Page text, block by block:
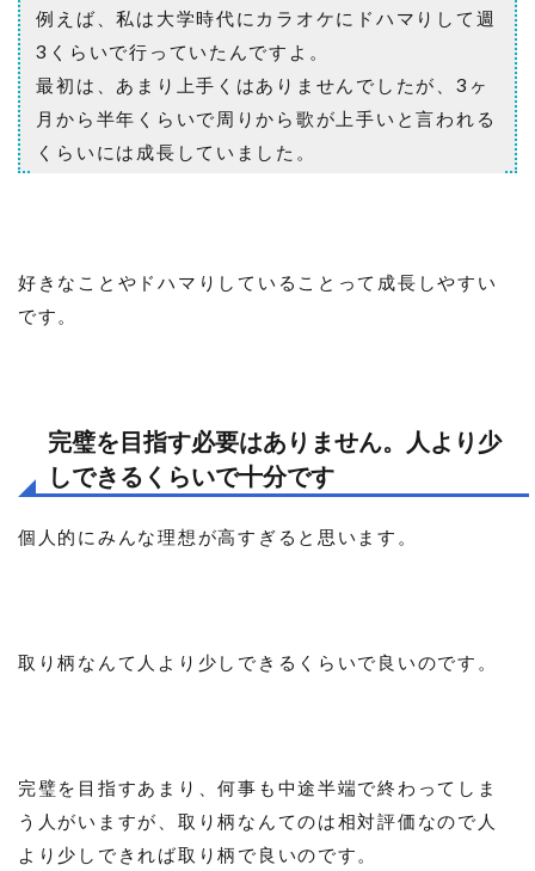
例えば、私は大学時代にカラオケにドハマりして週
3くらいで行っていたんですよ。
最初は、あまり上手くはありませんでしたが、3ヶ
月から半年くらいで周りから歌が上手いと言われる
くらいには成長していました。
好きなことやドハマりしていることって成長しやすい
です。
完璧を目指す必要はありません。人より少
しできるくらいで十分です
個人的にみんな理想が高すぎると思います。
取り柄なんて人より少しできるくらいで良いのです。
完璧を目指すあまり、何事も中途半端で終わってしま
う人がいますが、取り柄なんてのは相対評価なので人
より少しできれば取り柄で良いのです。